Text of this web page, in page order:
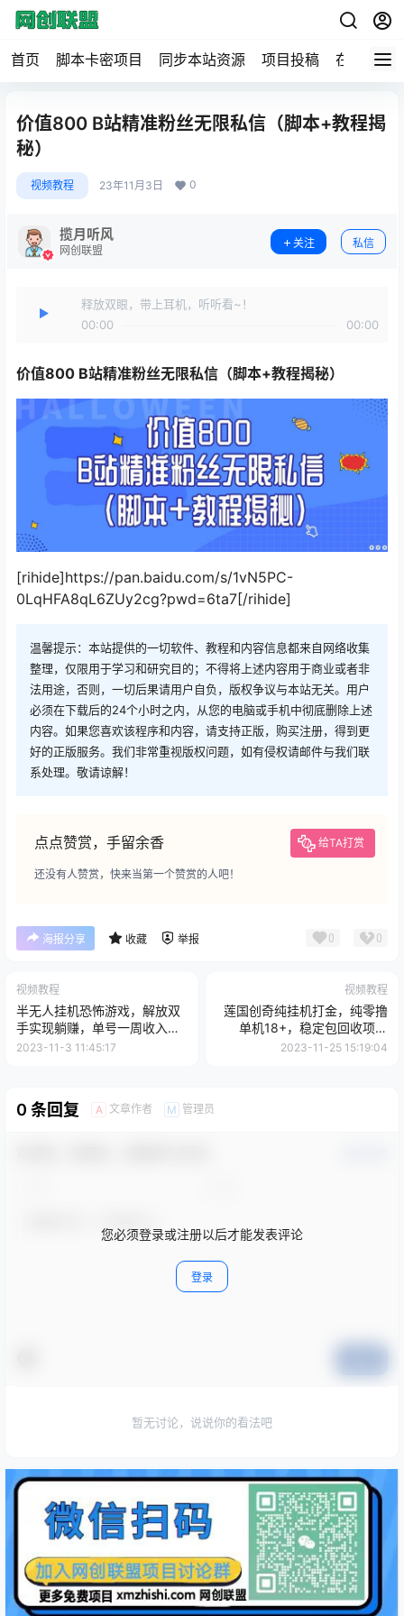
首页 脚本卡密项目 同步本站资源 项目投稿 在线工具
价值800 B站精准粉丝无限私信（脚本+教程揭
秘）
视频教程 23年11月3日 0
揽月听风
网创联盟
关注 私信
释放双眼，带上耳机，听听看~！
00:00
00:00
价值800 B站精准粉丝无限私信 （脚本+教程揭秘）
[rihide]https://pan.baidu.com/s/1vN5PC-
0LqHFA8qL6ZUy2cg?pwd=6ta7[/rihide]
温馨提示：本站提供的一切软件、教程和内容信息都来自网络收集
整理，仅限用于学习和研究目的；不得将上述内容用于商业或者非
法用途，否则，一切后果请用户自负，版权争议与本站无关。用户
必须在下载后的24个小时之内，从您的电脑或手机中彻底删除上述
内容。如果您喜欢该程序和内容，请支持正版，购买注册，得到更
好的正版服务。我们非常重视版权问题，如有侵权请邮件与我们联
系处理。敬请谅解！
点点赞赏，手留余香 给TA打赏
还没有人赞赏，快来当第一个赞赏的人吧！
海报分享 收藏 举报 0 0
视频教程
半无人挂机恐怖游戏，解放双
手实现躺赚，单号一周收入
1500+【揭秘】
2023-11-3 11:45:17
视频教程
莲国创奇纯挂机打金，纯零撸
单机18+，稳定包回收项目
【揭秘】
2023-11-25 15:19:04
0 条回复 A 文章作者 M 管理员
您必须登录或注册以后才能发表评论
登录
暂无讨论，说说你的看法吧